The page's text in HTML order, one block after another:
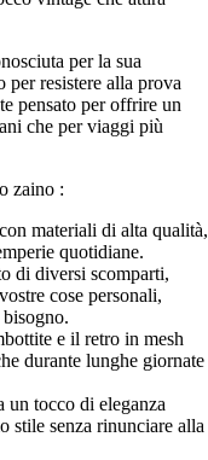
per la sua
per resistere alla prova
pensato per offrire un
che per viaggi più
zaino :
materiali di alta qualità,
quotidiane.
di diversi scomparti,
cose personali,
e il retro in mesh
durante lunghe giornate
un tocco di eleganza
stile senza rinunciare alla